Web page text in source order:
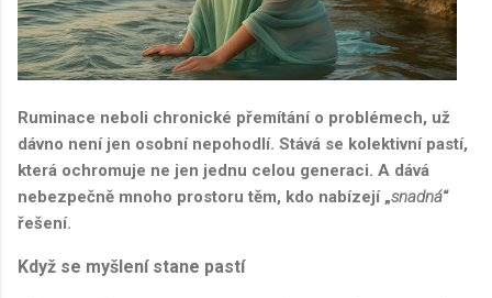
Ruminace neboli chronické přemítání o problémech, už
dávno není jen osobní nepohodlí. Stává se kolektivní pastí,
která ochromuje ne jen jednu celou generaci. A dává
nebezpečně mnoho prostoru těm, kdo nabízejí „snadná“
řešení.
Když se myšlení stane pastí